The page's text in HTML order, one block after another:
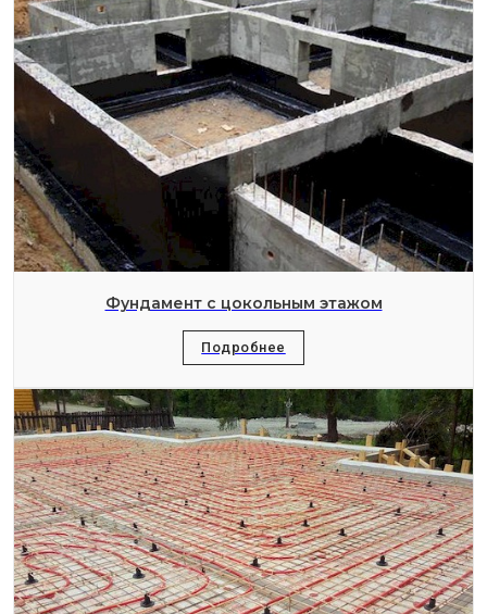
Фундамент с цокольным этажом
Подробнее